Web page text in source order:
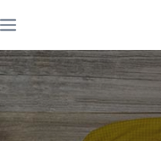
Zum
Inhalt
springen
Menü